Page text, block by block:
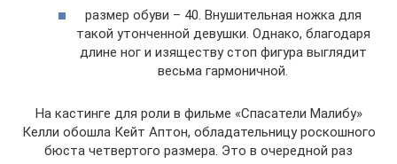
размер обуви – 40. Внушительная ножка для
такой утонченной девушки. Однако, благодаря
длине ног и изяществу стоп фигура выглядит
весьма гармоничной.
На кастинге для роли в фильме «Спасатели Малибу»
Келли обошла Кейт Аптон, обладательницу роскошного
бюста четвертого размера. Это в очередной раз